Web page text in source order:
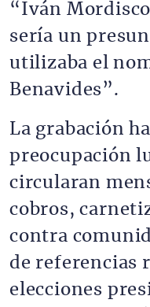
“Iván
sería un
utilizaba el
Benavides”.
La grabación
preocupación
circularan
cobros,
contra
de referencias
elecciones